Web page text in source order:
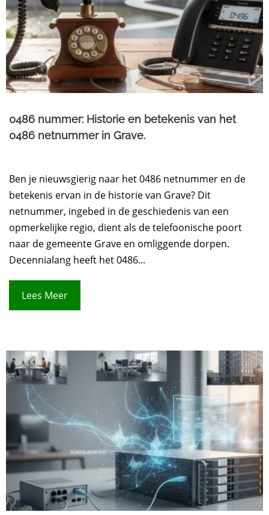
0486 nummer: Historie en betekenis van het
0486 netnummer in Grave.​
Ben je nieuwsgierig naar het 0486 netnummer en de
betekenis ervan in de historie van Grave? Dit
netnummer, ingebed in de geschiedenis van een
opmerkelijke regio, dient als de telefoonische poort
naar de gemeente Grave en omliggende dorpen.
Decennialang heeft het 0486...
Lees Meer